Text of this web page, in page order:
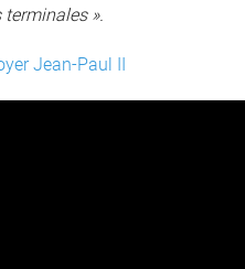
».
Jean-Paul II